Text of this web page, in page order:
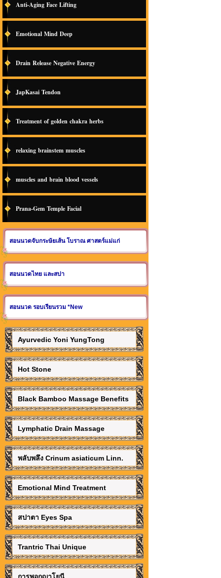
Anti-Aging Face Lifting
Emotional Mind Deep
Drain Release Negative Energy
JapKasai Tendon
Treatment of golden chakra herbs
relaxing brainstem muscles
muscles and brain blood vessels
Prana-Gem Temple Facial
สอนนวดจับกระษัยเส้น โบราณ ศาสตร์แม่แก่
สอนนวดไทย และสปา
สอนนวด รอบเรียนรวม *New
Ayurvedic Yoni YungTong
Hot Stone
Black Bamboo Massage Benefits
Lymphatic Drain Massage
พลับพลึง Crinum asiaticum Linn.
Emotional Mind Treatment
สปาตา Eyes Spa
Trantric Thai Unique